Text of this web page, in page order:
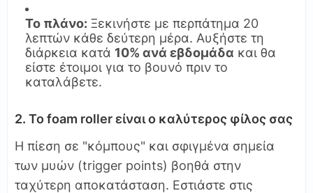
Το πλάνο: Ξεκινήστε με περπάτημα 20
λεπτών κάθε δεύτερη μέρα. Αυξήστε τη
διάρκεια κατά 10% ανά εβδομάδα και θα
είστε έτοιμοι για το βουνό πριν το
καταλάβετε.
2. Το foam roller είναι ο καλύτερος φίλος σας
Η πίεση σε "κόμπους" και σφιγμένα σημεία
των μυών (trigger points) βοηθά στην
ταχύτερη αποκατάσταση. Εστιάστε στις